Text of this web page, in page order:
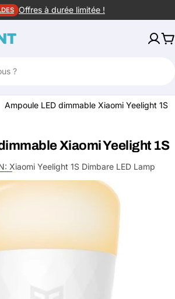
Offres à durée limitée !
Ampoule LED dimmable Xiaomi Yeelight 1S
Xiaomi Yeelight 1S
Xiaomi Yeelight 1S Dimbare LED Lamp